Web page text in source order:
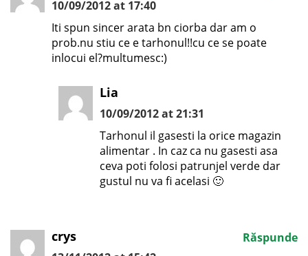
10/09/2012 at 17:40
Iti spun sincer arata bn ciorba dar am o
prob.nu stiu ce e tarhonul!!cu ce se poate
inlocui el?multumesc:)
Lia
10/09/2012 at 21:31
Tarhonul il gasesti la orice magazin
alimentar . In caz ca nu gasesti asa
ceva poti folosi patrunjel verde dar
gustul nu va fi acelasi 🙂
crys Răspunde